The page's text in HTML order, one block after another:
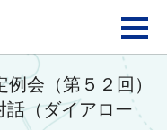
：特定非営利活動
会（第５２回）
（ダイアロー